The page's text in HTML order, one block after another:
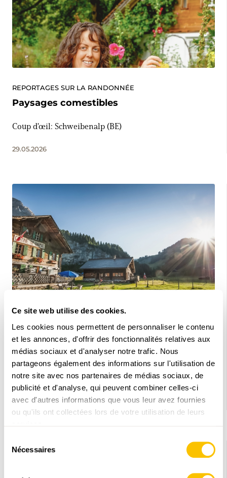
Ce site web utilise des cookies.
Les cookies nous permettent de personnaliser le contenu
et les annonces, d'offrir des fonctionnalités relatives aux
médias sociaux et d'analyser notre trafic. Nous
partageons également des informations sur l'utilisation de
notre site avec nos partenaires de médias sociaux, de
publicité et d'analyse, qui peuvent combiner celles-ci
avec d'autres informations que vous leur avez fournies
ou qu'ils ont collectées lors de votre utilisation de leurs
Nécessaires
REPORTAGES SUR LA RANDONNÉE
Paysages comestibles
Coup d'œil: Schweibenalp (BE)
29.05.2026
REPORTAGES SUR LA RANDONNÉE ABO
Des auberges d’antan
Coup d'œil: Champéry (VS)
29.05.2026 • Texte et photos: Rémy Kappeler